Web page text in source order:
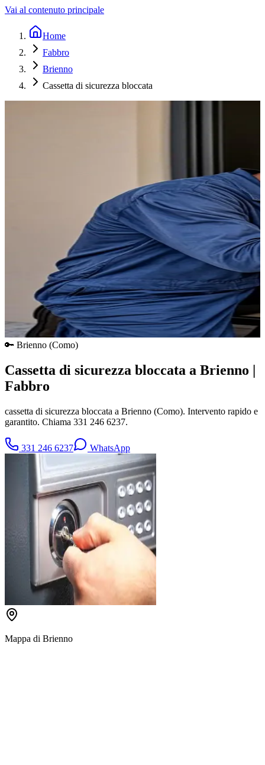
Vai al contenuto principale
Home
Fabbro
Brienno
Cassetta di sicurezza bloccata
🔑 Brienno (Como)
Cassetta di sicurezza bloccata a Brienno |
Fabbro
cassetta di sicurezza bloccata a Brienno (Como). Intervento rapido e
garantito. Chiama 331 246 6237.
331 246 6237 WhatsApp
Mappa di Brienno